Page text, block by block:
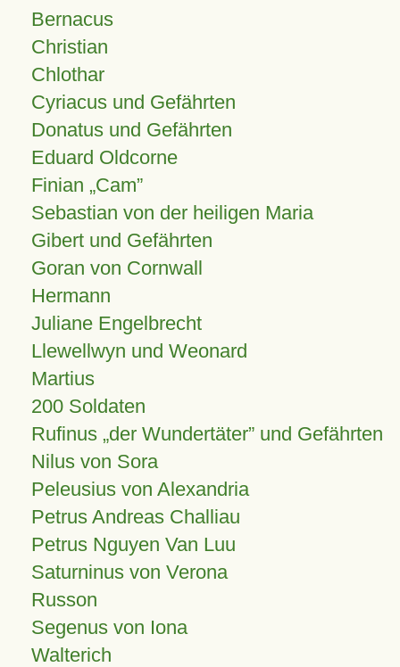
Bernacus
Christian
Chlothar
Cyriacus und Gefährten
Donatus und Gefährten
Eduard Oldcorne
Finian Cam
Sebastian von der heiligen Maria
Gibert und Gefährten
Goran von Cornwall
Hermann
Juliane Engelbrecht
Llewellwyn und Weonard
Martius
200 Soldaten
Rufinus „der Wundertäter” und Gefährten
Nilus von Sora
Peleusius von Alexandria
Petrus Andreas Challiau
Petrus Nguyen Van Luu
Saturninus von Verona
Russon
Segenus von Iona
Walterich